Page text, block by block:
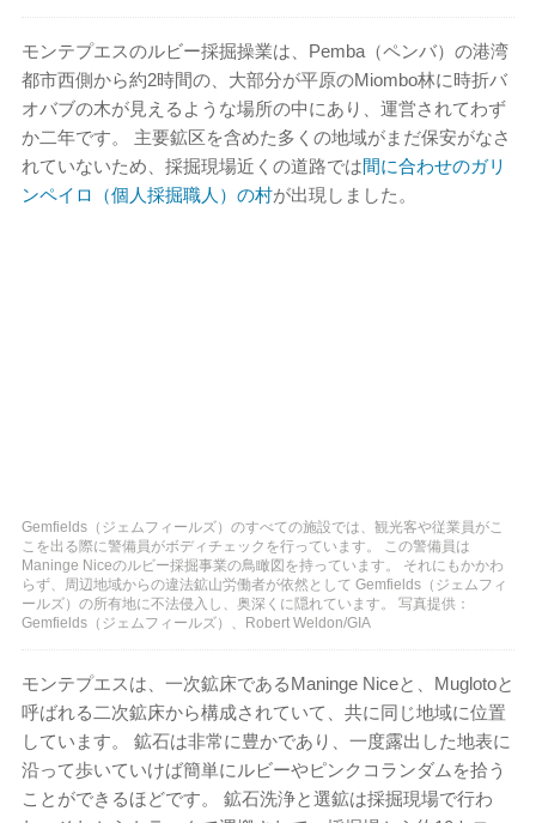
モンテプエスのルビー採掘操業は、Pemba（ペンバ）の港湾
都市西側から約2時間の、大部分が平原のMiombo林に時折バ
オバブの木が見えるような場所の中にあり、運営されてわず
か二年です。 主要鉱区を含めた多くの地域がまだ保安がなさ
れていないため、採掘現場近くの道路では間に合わせのガリ
ンペイロ（個人採掘職人）の村が出現しました。
Gemfields（ジェムフィールズ）のすべての施設では、観光客や従業員がこ
こを出る際に警備員がボディチェックを行っています。 この警備員は
Maninge Niceのルビー採掘事業の鳥瞰図を持っています。 それにもかかわ
らず、周辺地域からの違法鉱山労働者が依然として Gemfields（ジェムフィ
ールズ）の所有地に不法侵入し、奥深くに隠れています。 写真提供：
Gemfields（ジェムフィールズ）、Robert Weldon/GIA
モンテプエスは、一次鉱床であるManinge Niceと、Muglotoと
呼ばれる二次鉱床から構成されていて、共に同じ地域に位置
しています。 鉱石は非常に豊かであり、一度露出した地表に
沿って歩いていけば簡単にルビーやピンクコランダムを拾う
ことができるほどです。 鉱石洗浄と選鉱は採掘現場で行わ